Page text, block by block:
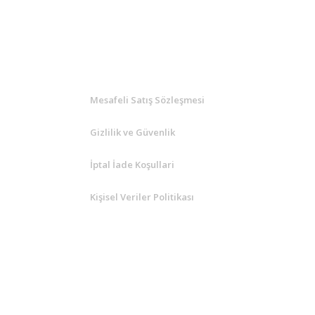
Mesafeli Satış Sözleşmesi
Gizlilik ve Güvenlik
İptal İade Koşullari
Kişisel Veriler Politikası